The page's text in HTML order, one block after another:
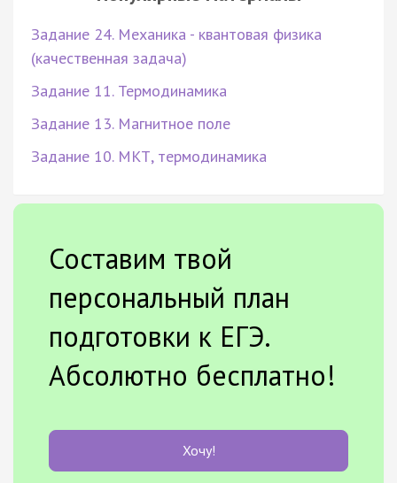
Задание 24. Механика - квантовая физика
(качественная задача)
Задание 11. Термодинамика
Задание 13. Магнитное поле
Задание 10. МКТ, термодинамика
Составим твой
персональный план
подготовки к ЕГЭ.
Абсолютно бесплатно!
Хочу!